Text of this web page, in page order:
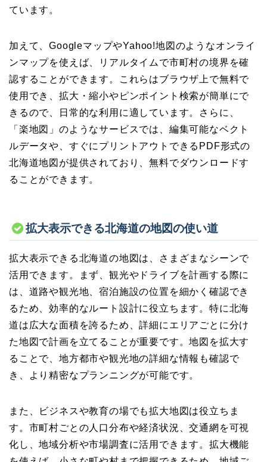
ています。
加えて、GoogleマップやYahoo!地図のようなオンライ
ンマップを使えば、リアルタイムで市町村の境界を確
認することができます。これらはブラウザ上で無料で
使用でき、拡大・縮小やピンポイント検索が簡単にで
きるので、日常的な利用に適しています。さらに、
「楽地図」のようなサービスでは、編集可能なベクト
ルデータや、すぐにプリントアウトできるPDF形式の
北海道地図が提供されており、無料でダウンロードす
ることができます。
拡大表示できる北海道の地図の使い道
拡大表示できる北海道の地図は、さまざまなシーンで
活用できます。まず、観光やドライブを計画する際に
は、道路や観光地、宿泊施設の位置を細かく確認でき
るため、効率的なルート設計に役立ちます。特に北海
道は広大な面積を誇るため、詳細にエリアごとに分け
た地図で計画を立てることが重要です。地図を拡大す
ることで、地方都市や観光地の詳細な情報も確認で
き、より精密なプランニングが可能です。
また、ビジネスや教育の場でも拡大地図は役立ちま
す。市町村ごとの人口分布や経済状況、交通網を可視
化し、地域分析や市場調査に活用できます。拡大機能